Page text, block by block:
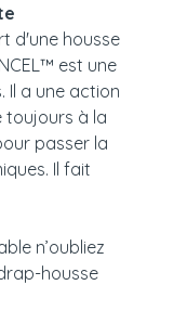
d'une housse
est une
Il a une action
toujours à la
passer la
Il fait
n’oubliez
housse